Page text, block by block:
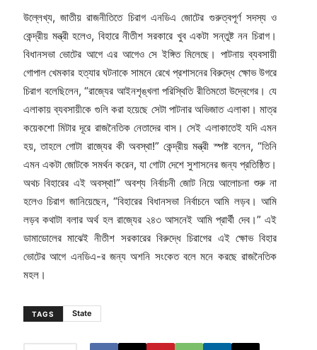
উল্লেখ্য, জাতীয় রাজনীতিতে চিরাগ এনডিএ জোটের গুরুত্বপূর্ণ সদস্য ও
কেন্দ্রীয় মন্ত্রী হলেও, বিহারে নীতীশ সরকারে খুব একটা সন্তুষ্ট নন চিরাগ।
বিধানসভা ভোটের আগে এর আগেও সে ইঙ্গিত মিলেছে। পাটনায় ব্যবসায়ী
গোপাল খেমকার হত্যার ঘটনাকে সামনে রেখে প্রশাসনের বিরুদ্ধে ক্ষোভ উগরে
চিরাগ বলেছিলেন, “রাজ্যের আইনশৃঙ্খলা পরিস্থিতি রীতিমতো উদ্বেগের। যে
এলাকায় ব্যবসায়ীকে গুলি করা হয়েছে সেটা পাটনার অভিজাত এলাকা। মাত্র
কয়েকশো মিটার দূরে রাজনৈতিক নেতাদের বাস। সেই এলাকাতেই যদি এমন
হয়, তাহলে গোটা রাজ্যের কী অবস্থা!” কেন্দ্রীয় মন্ত্রী স্পষ্ট বলেন, “তিনি
এমন একটা জোটকে সমর্থন করেন, যা গোটা দেশে সুশাসনের জন্য প্রতিষ্ঠিত।
অথচ বিহারের এই অবস্থা!” অবশ্য নির্বাচনী জোট নিয়ে আলোচনা শুরু না
হলেও চিরাগ জানিয়েছেন, “বিহারের বিধানসভা নির্বাচনে আমি লড়ব। আমি
লড়ব কথাটা বলার অর্থ হল রাজ্যের ২৪৩ আসনেই আমি প্রার্থী দেব।” এই
ডামাডোলের মাঝেই নীতীশ সরকারের বিরুদ্ধে চিরাগের এই ক্ষোভ বিহার
ভোটের আগে এনডিএ-র জন্য অশনি সংকেত বলে মনে করছে রাজনৈতিক
মহল।
TAGS State